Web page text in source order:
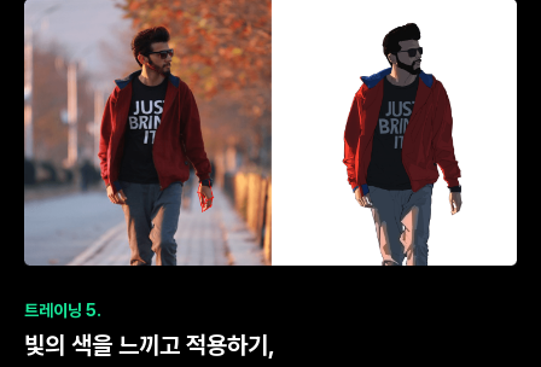
트레이닝 5.
빛의 색을 느끼고 적용하기,